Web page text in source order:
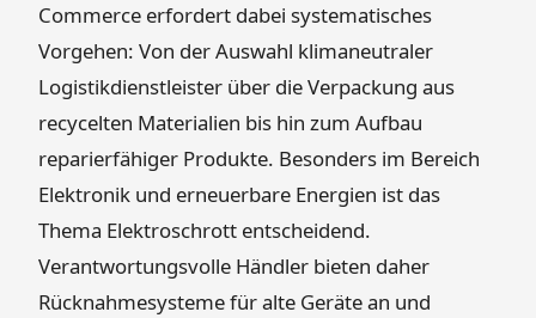
Commerce erfordert dabei systematisches
Vorgehen: Von der Auswahl klimaneutraler
Logistikdienstleister über die Verpackung aus
recycelten Materialien bis hin zum Aufbau
reparierfähiger Produkte. Besonders im Bereich
Elektronik und erneuerbare Energien ist das
Thema Elektroschrott entscheidend.
Verantwortungsvolle Händler bieten daher
Rücknahmesysteme für alte Geräte an und